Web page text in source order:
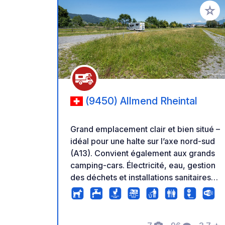
(9450) Allmend Rheintal
Grand emplacement clair et bien situé –
idéal pour une halte sur l’axe nord-sud
(A13). Convient également aux grands
camping-cars. Électricité, eau, gestion
des déchets et installations sanitaires
simples inclus. Pas d’enregistrement
nécessaire. Tarif forfaitaire de CHF/€